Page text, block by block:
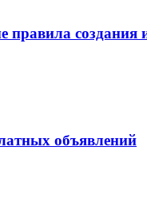
правила создания
объявлений